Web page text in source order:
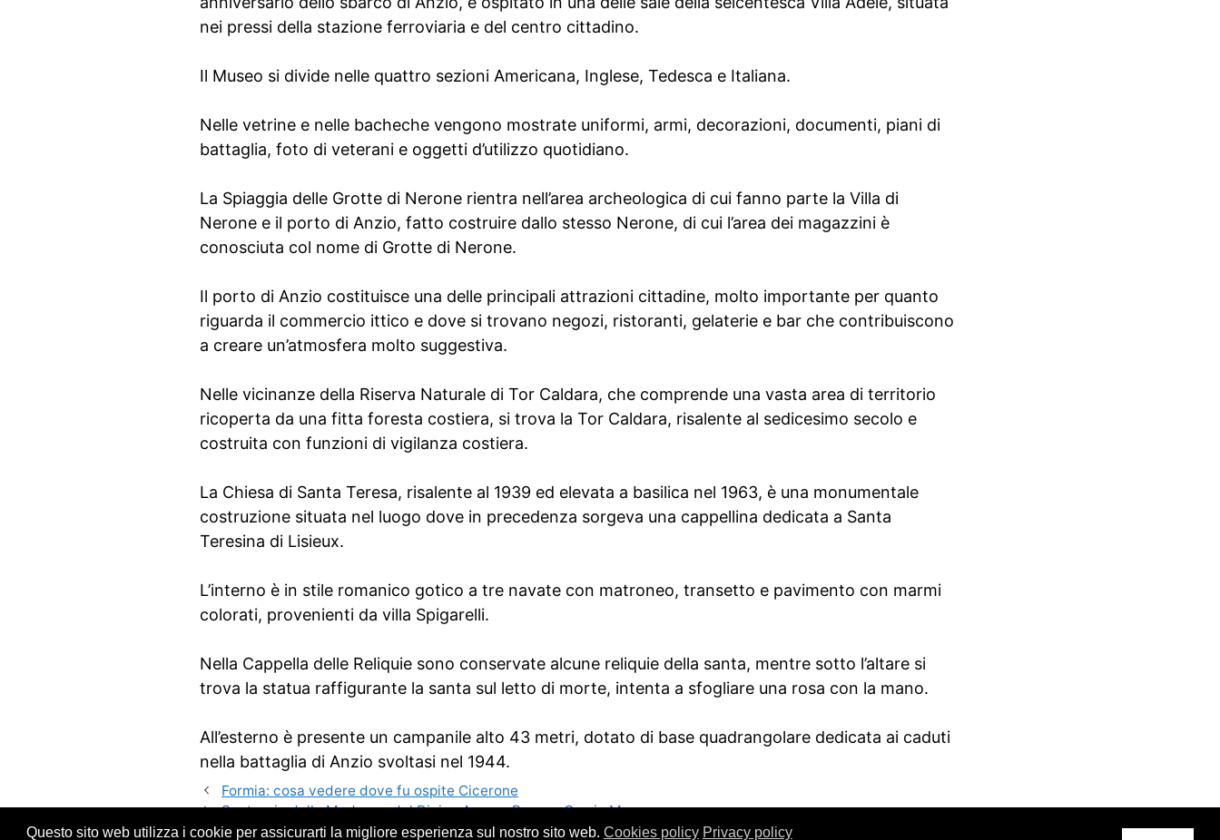
nei pressi della stazione ferroviaria e del centro cittadino.
Il Museo si divide nelle quattro sezioni Americana, Inglese, Tedesca e Italiana.
Nelle vetrine e nelle bacheche vengono mostrate uniformi, armi, decorazioni, documenti, piani di
battaglia, foto di veterani e oggetti d’utilizzo quotidiano.
La Spiaggia delle Grotte di Nerone rientra nell’area archeologica di cui fanno parte la Villa di
Nerone e il porto di Anzio, fatto costruire dallo stesso Nerone, di cui l’area dei magazzini è
conosciuta col nome di Grotte di Nerone.
Il porto di Anzio costituisce una delle principali attrazioni cittadine, molto importante per quanto
riguarda il commercio ittico e dove si trovano negozi, ristoranti, gelaterie e bar che contribuiscono
a creare un’atmosfera molto suggestiva.
Nelle vicinanze della Riserva Naturale di Tor Caldara, che comprende una vasta area di territorio
ricoperta da una fitta foresta costiera, si trova la Tor Caldara, risalente al sedicesimo secolo e
costruita con funzioni di vigilanza costiera.
La Chiesa di Santa Teresa, risalente al 1939 ed elevata a basilica nel 1963, è una monumentale
costruzione situata nel luogo dove in precedenza sorgeva una cappellina dedicata a Santa
Teresina di Lisieux.
L’interno è in stile romanico gotico a tre navate con matroneo, transetto e pavimento con marmi
colorati, provenienti da villa Spigarelli.
Nella Cappella delle Reliquie sono conservate alcune reliquie della santa, mentre sotto l’altare si
trova la statua raffigurante la santa sul letto di morte, intenta a sfogliare una rosa con la mano.
All’esterno è presente un campanile alto 43 metri, dotato di base quadrangolare dedicata ai caduti
nella battaglia di Anzio svoltasi nel 1944.
Formia: cosa vedere dove fu ospite Cicerone
Santuario della Madonna del Divino Amore, Roma – Orario Messe
Questo sito web utilizza i cookie per assicurarti la migliore esperienza sul nostro sito web. Cookies policy Privacy policy